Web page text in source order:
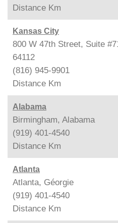
Distance Km
Kansas City
800 W 47th Street, Suite
64112
(816) 945-9901
Distance Km
Alabama
Birmingham, Alabama
(919) 401-4540
Distance Km
Atlanta
Atlanta, Géorgie
(919) 401-4540
Distance Km